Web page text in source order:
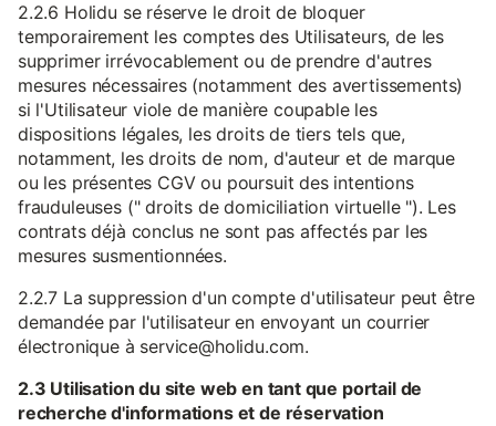
2.2.6 Holidu se réserve le droit de bloquer
temporairement les comptes des Utilisateurs, de les
supprimer irrévocablement ou de prendre d'autres
mesures nécessaires (notamment des avertissements)
si l'Utilisateur viole de manière coupable les
dispositions légales, les droits de tiers tels que,
notamment, les droits de nom, d'auteur et de marque
ou les présentes CGV ou poursuit des intentions
frauduleuses (" droits de domiciliation virtuelle "). Les
contrats déjà conclus ne sont pas affectés par les
mesures susmentionnées.
2.2.7 La suppression d'un compte d'utilisateur peut être
demandée par l'utilisateur en envoyant un courrier
électronique à service@holidu.com.
2.3 Utilisation du site web en tant que portail de
recherche d'informations et de réservation